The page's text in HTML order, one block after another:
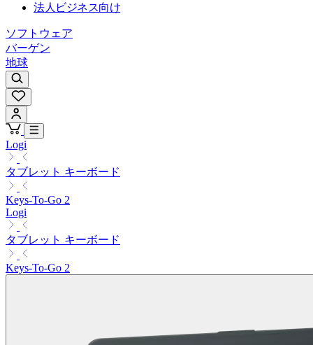
法人ビジネス向け
ソフトウェア
バーゲン
地球
Logi
タブレット キーボード
Keys-To-Go 2
Logi
タブレット キーボード
Keys-To-Go 2